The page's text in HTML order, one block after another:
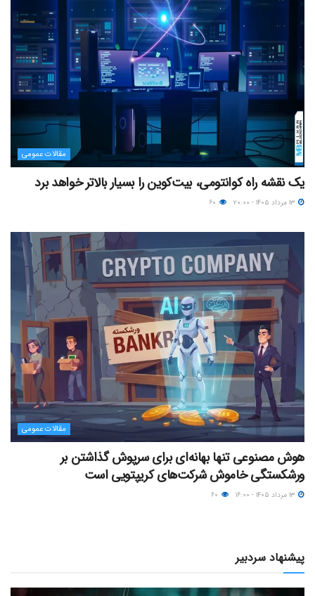
مقالات عمومی
یک نقشه راه کوانتومی، بیت‌کوین را بسیار بالاتر خواهد برد
مقالات عمومی
هوش مصنوعی تنها بهانه‌ای برای سرپوش گذاشتن بر
ورشکستگی خاموش شرکت‌های کریپتویی است
پیشنهاد سردبیر